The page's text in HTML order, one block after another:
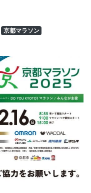
京都マラソン